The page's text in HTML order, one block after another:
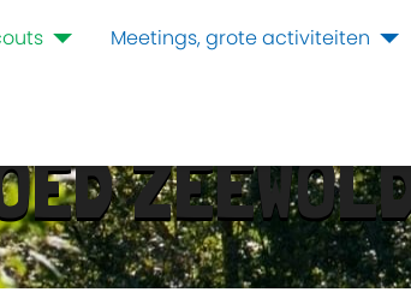
Meetings, grote activiteiten